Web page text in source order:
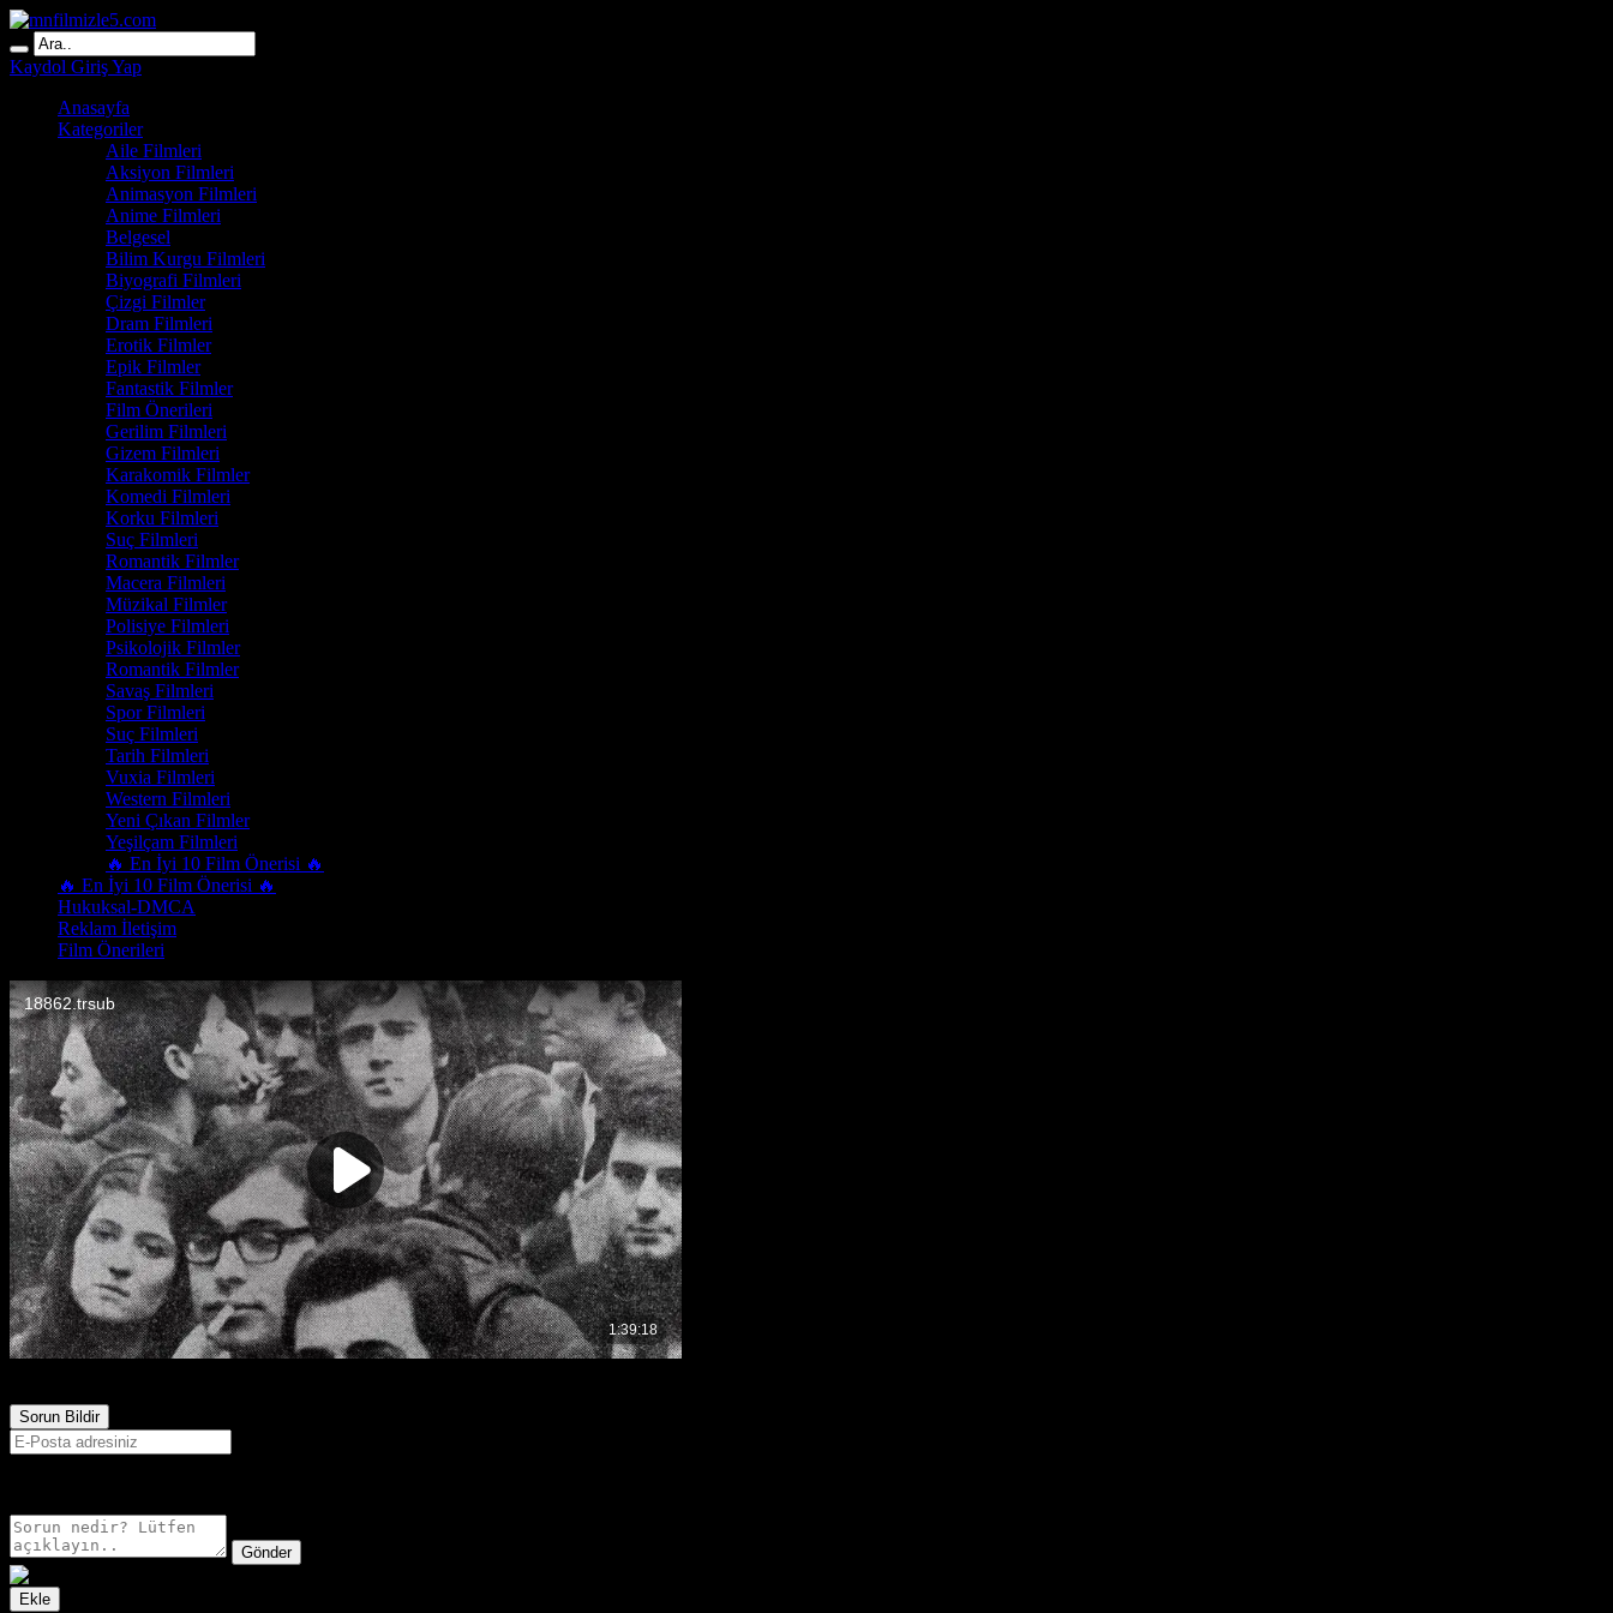
Kaydol Giriş Yap
Anasayfa
Kategoriler
Aile Filmleri
Aksiyon Filmleri
Animasyon Filmleri
Anime Filmleri
Belgesel
Bilim Kurgu Filmleri
Biyografi Filmleri
Çizgi Filmler
Dram Filmleri
Erotik Filmler
Epik Filmler
Fantastik Filmler
Film Önerileri
Gerilim Filmleri
Gizem Filmleri
Karakomik Filmler
Komedi Filmleri
Korku Filmleri
Suç Filmleri
Romantik Filmler
Macera Filmleri
Müzikal Filmler
Polisiye Filmleri
Psikolojik Filmler
Romantik Filmler
Savaş Filmleri
Spor Filmleri
Suç Filmleri
Tarih Filmleri
Vuxia Filmleri
Western Filmleri
Yeni Çıkan Filmler
Yeşilçam Filmleri
🔥 En İyi 10 Film Önerisi 🔥
🔥 En İyi 10 Film Önerisi 🔥
Hukuksal-DMCA
Reklam İletişim
Film Önerileri
Sorun Bildir
Gönder
Ekle